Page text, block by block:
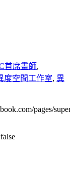
首席畫師,
度空間工作室, 異
pages/